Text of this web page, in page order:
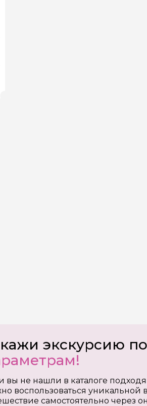
экскурсию
вы не нашли в каталоге
воспользоваться уникальной
самостоятельно через
их задать